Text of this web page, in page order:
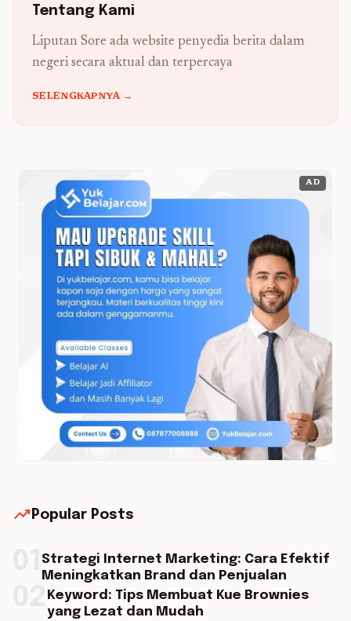
Tentang Kami
Liputan Sore ada website penyedia berita dalam
negeri secara aktual dan terpercaya
SELENGKAPNYA →
AD
trending_up Popular Posts
Strategi Internet Marketing: Cara Efektif
Meningkatkan Brand dan Penjualan
Keyword: Tips Membuat Kue Brownies
yang Lezat dan Mudah